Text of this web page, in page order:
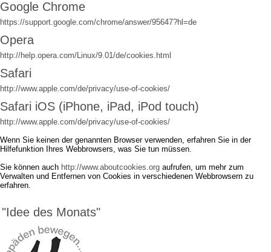
Google Chrome
https://support.google.com/chrome/answer/95647?hl=de
Opera
http://help.opera.com/Linux/9.01/de/cookies.html
Safari
http://www.apple.com/de/privacy/use-of-cookies/
Safari iOS (iPhone, iPad, iPod touch)
http://www.apple.com/de/privacy/use-of-cookies/
Wenn Sie keinen der genannten Browser verwenden, erfahren Sie in der
Hilfefunktion Ihres Webbrowsers, was Sie tun müssen.
Sie können auch http://www.aboutcookies.org aufrufen, um mehr zum
Verwalten und Entfernen von Cookies in verschiedenen Webbrowsern zu
erfahren.
"Idee des Monats"